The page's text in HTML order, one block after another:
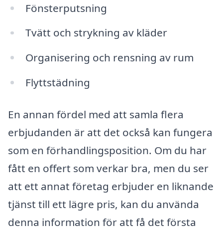
Fönsterputsning
Tvätt och strykning av kläder
Organisering och rensning av rum
Flyttstädning
En annan fördel med att samla flera
erbjudanden är att det också kan fungera
som en förhandlingsposition. Om du har
fått en offert som verkar bra, men du ser
att ett annat företag erbjuder en liknande
tjänst till ett lägre pris, kan du använda
denna information för att få det första